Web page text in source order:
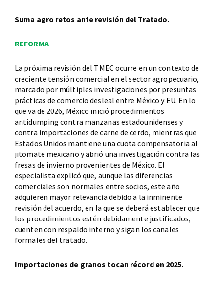
Suma agro retos ante revisión del Tratado.
REFORMA
La próxima revisión del TMEC ocurre en un contexto de
creciente tensión comercial en el sector agropecuario,
marcado por múltiples investigaciones por presuntas
prácticas de comercio desleal entre México y EU. En lo
que va de 2026, México inició procedimientos
antidumping contra manzanas estadounidenses y
contra importaciones de carne de cerdo, mientras que
Estados Unidos mantiene una cuota compensatoria al
jitomate mexicano y abrió una investigación contra las
fresas de invierno provenientes de México. El
especialista explicó que, aunque las diferencias
comerciales son normales entre socios, este año
adquieren mayor relevancia debido a la inminente
revisión del acuerdo, en la que se deberá establecer que
los procedimientos estén debidamente justificados,
cuenten con respaldo interno y sigan los canales
formales del tratado.
Importaciones de granos tocan récord en 2025.